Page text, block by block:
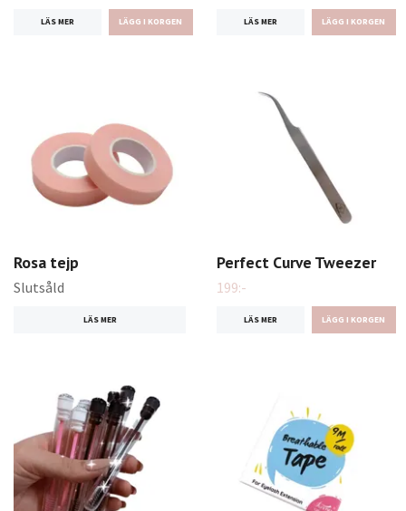
LÄS MER LÄS MER
Rosa tejp
Slutsåld
LÄS MER
Perfect Curve Tweezer
199:-
LÄS MER